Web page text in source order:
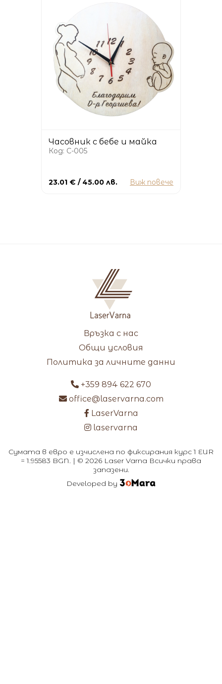
Часовник с бебе и майка
Код: C-005
23.01 € / 45.00 лв. Виж повече
Връзка с нас
Общи условия
Политика за личните данни
+359 894 622 670
office@laservarna.com
LaserVarna
laservarna
Сумата в евро е изчислена по фиксирания курс 1 EUR
= 1.95583 BGN. | © 2026 Laser Varna Всички права
запазени.
Developed by